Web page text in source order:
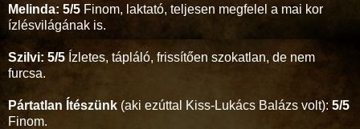
Melinda: 5/5 Finom, laktató, teljesen megfelel a mai kor
ízlésvilágának is.
Szilvi: 5/5 Ízletes, tápláló, frissítően szokatlan, de nem
furcsa.
Pártatlan Ítészünk (aki ezúttal Kiss-Lukács Balázs volt): 5/5
Finom.